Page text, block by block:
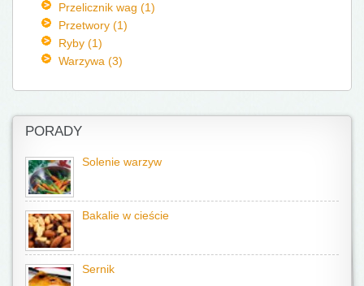
Przelicznik wag (1)
Przetwory (1)
Ryby (1)
Warzywa (3)
PORADY
Solenie warzyw
Bakalie w cieście
Sernik